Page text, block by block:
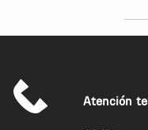
Atención